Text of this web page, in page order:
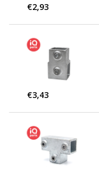
€2,93
€3,43